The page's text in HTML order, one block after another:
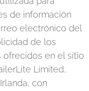
de información
electrónico del
de los
en el sitio
Limited,
con